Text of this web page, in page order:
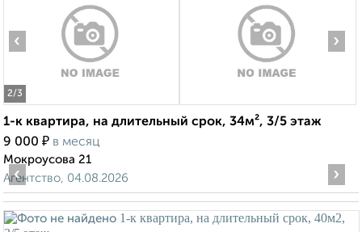
2/3
‹ ›
1-к квартира, на длительный срок, 34м², 3/5 этаж
9 000 ₽ в месяц
Мокроусова 21
Агентство, 04.08.2026
‹ ›